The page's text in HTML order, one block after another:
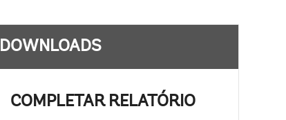
DOWNLOADS
COMPLETAR RELATÓRIO